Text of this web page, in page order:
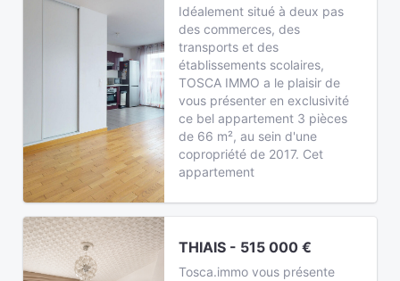
Idéalement situé à deux pas
des commerces, des
transports et des
établissements scolaires,
TOSCA IMMO a le plaisir de
vous présenter en exclusivité
ce bel appartement 3 pièces
de 66 m², au sein d'une
copropriété de 2017. Cet
appartement
THIAIS - 515 000 €
Tosca.immo vous présente